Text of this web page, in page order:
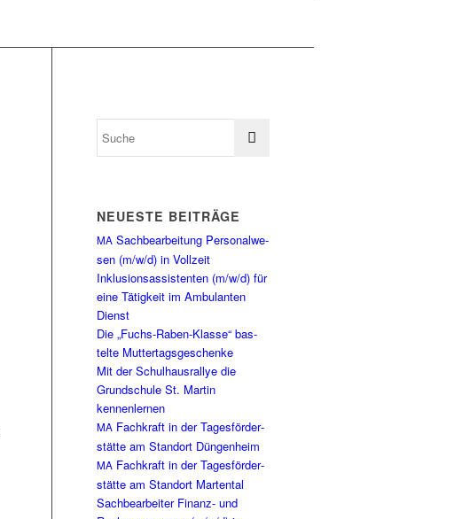
NEU­ES­TE BEITRÄGE
MA Sach­be­ar­bei­tung Per­so­nal­we­
sen (m/w/d) in Vollzeit
Inklu­si­ons­as­sis­ten­ten (m/w/d) für
eine Tätig­keit im Ambu­lan­ten
Dienst
Die „Fuchs-Raben-Klas­se“ bas­
tel­te Muttertagsgeschenke
Mit der Schul­haus­ral­lye die
Grund­schu­le St. Mar­tin
kennenlernen
MA Fach­kraft in der Tages­för­der­
stät­te am Stand­ort Düngenheim
MA Fach­kraft in der Tages­för­der­
stät­te am Stand­ort Martental
Sach­be­ar­bei­ter Finanz- und